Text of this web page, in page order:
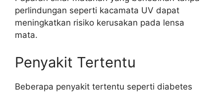
perlindungan seperti kacamata UV dapat
meningkatkan risiko kerusakan pada lensa
mata.
Penyakit Tertentu
Beberapa penyakit tertentu seperti diabetes